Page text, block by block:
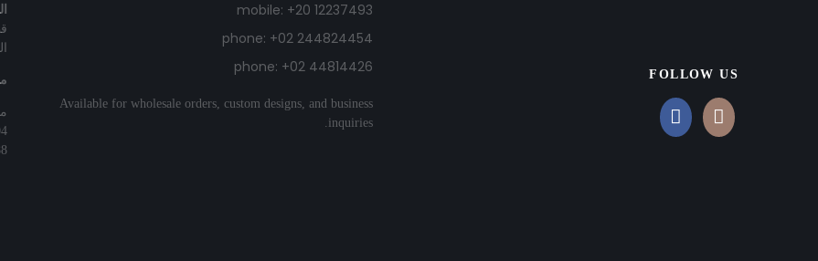
محل
mobile: +20 12237493
phone: +02 244824454
phone: +02 44814426
Available for wholesale orders, custom designs, and business
inquiries.
FOLLOW US